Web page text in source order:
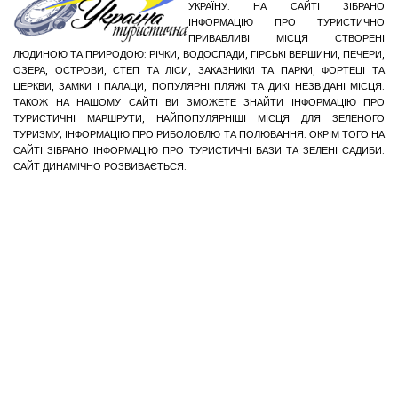
УКРАЇНУ. НА САЙТІ ЗІБРАНО
ІНФОРМАЦІЮ ПРО ТУРИСТИЧНО
ПРИВАБЛИВІ МІСЦЯ СТВОРЕНІ
ЛЮДИНОЮ ТА ПРИРОДОЮ: РІЧКИ, ВОДОСПАДИ, ГІРСЬКІ ВЕРШИНИ, ПЕЧЕРИ,
ОЗЕРА, ОСТРОВИ, СТЕП ТА ЛІСИ, ЗАКАЗНИКИ ТА ПАРКИ, ФОРТЕЦІ ТА
ЦЕРКВИ, ЗАМКИ І ПАЛАЦИ, ПОПУЛЯРНІ ПЛЯЖІ ТА ДИКІ НЕЗВІДАНІ МІСЦЯ.
ТАКОЖ НА НАШОМУ САЙТІ ВИ ЗМОЖЕТЕ ЗНАЙТИ ІНФОРМАЦІЮ ПРО
ТУРИСТИЧНІ МАРШРУТИ, НАЙПОПУЛЯРНІШІ МІСЦЯ ДЛЯ ЗЕЛЕНОГО
ТУРИЗМУ; ІНФОРМАЦІЮ ПРО РИБОЛОВЛЮ ТА ПОЛЮВАННЯ. ОКРІМ ТОГО НА
САЙТІ ЗІБРАНО ІНФОРМАЦІЮ ПРО ТУРИСТИЧНІ БАЗИ ТА ЗЕЛЕНІ САДИБИ.
САЙТ ДИНАМІЧНО РОЗВИВАЄТЬСЯ.